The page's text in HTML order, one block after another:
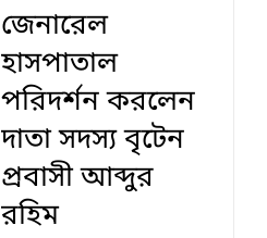
জেনারেল
হাসপাতাল
পরিদর্শন করলেন
দাতা সদস্য বৃটেন
প্রবাসী আব্দুর
রহিম